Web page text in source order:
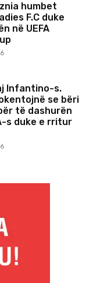
humbet
F.C duke
në UEFA
Infantino-s.
se bëri
të dashurën
s duke e rritur